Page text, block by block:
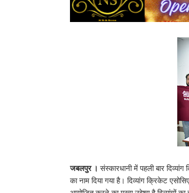
जबलपुर । संस्कारधानी में पहली बार
का नाम दिया गया है। दिव्यांग क्रिकेट